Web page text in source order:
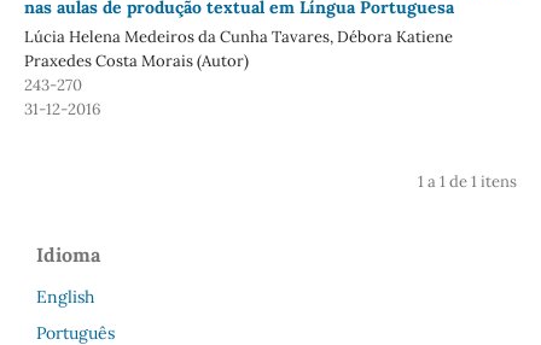
nas aulas de produção textual em Língua Portuguesa
Lúcia Helena Medeiros da Cunha Tavares, Débora Katiene
Praxedes Costa Morais (Autor)
243-270
31-12-2016
1 a 1 de 1 itens
Idioma
English
Português